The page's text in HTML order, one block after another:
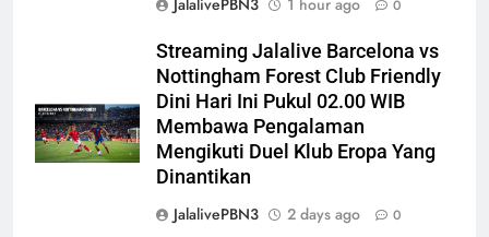
JalalivePBN3
1 hour ago 0
Streaming Jalalive Barcelona vs
Nottingham Forest Club Friendly
Dini Hari Ini Pukul 02.00 WIB
Membawa Pengalaman
Mengikuti Duel Klub Eropa Yang
Dinantikan
JalalivePBN3
2 days ago 0